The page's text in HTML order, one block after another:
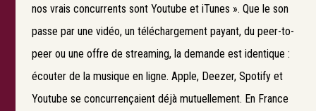
nos vrais concurrents sont Youtube et iTunes ». Que le son
passe par une vidéo, un téléchargement payant, du peer-to-
peer ou une offre de streaming, la demande est identique :
écouter de la musique en ligne. Apple, Deezer, Spotify et
Youtube se concurrençaient déjà mutuellement. En France